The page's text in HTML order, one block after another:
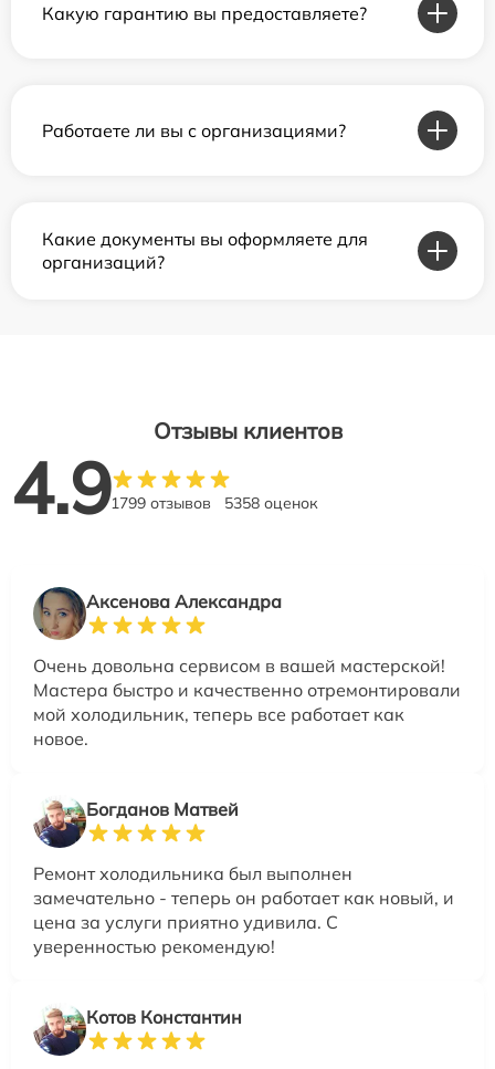
Какую гарантию вы предоставляете?
Работаете ли вы с организациями?
Какие документы вы оформляете для
организаций?
Отзывы клиентов
4.91799 отзывов 5358 оценок
Аксенова Александра
Очень довольна сервисом в вашей мастерской!
Мастера быстро и качественно отремонтировали
мой холодильник, теперь все работает как
новое.
Богданов Матвей
Ремонт холодильника был выполнен
замечательно - теперь он работает как новый, и
цена за услуги приятно удивила. С
уверенностью рекомендую!
Котов Константин